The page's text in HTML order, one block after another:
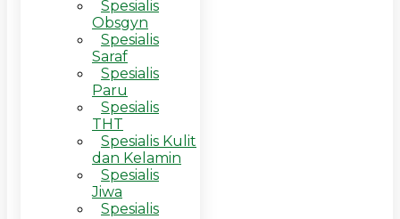
Spesialis
Obsgyn
Spesialis
Saraf
Spesialis
Paru
Spesialis
THT
Spesialis Kulit
dan Kelamin
Spesialis
Jiwa
Spesialis